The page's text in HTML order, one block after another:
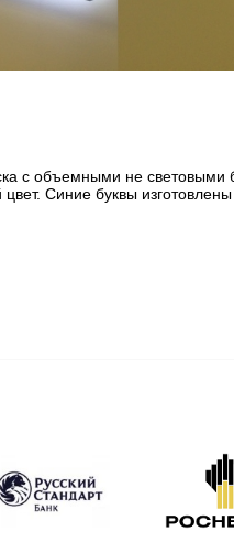
с объемными не световыми
Синие буквы изготовлены